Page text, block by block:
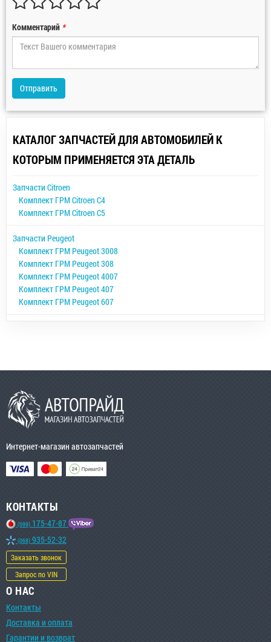
Комментарий *
Отправить
КАТАЛОГ ЗАПЧАСТЕЙ ДЛЯ АВТОМОБИЛЕЙ К
КОТОРЫМ ПРИМЕНЯЕТСЯ ЭТА ДЕТАЛЬ
Запчасти Citroen
Комплект ГРМ Citroen C4
Комплект ГРМ Citroen C5
Запчасти Peugeot
Комплект ГРМ Peugeot 3008
Комплект ГРМ Peugeot 308
Комплект ГРМ Peugeot 4007
Комплект ГРМ Peugeot 407
Комплект ГРМ Peugeot 607
Интернет-магазин автозапчастей
КОНТАКТЫ
(099) 175-47-87
(068) 935-52-32
Заказать звонок
Запрос по VIN
О НАС
Контакты
Доставка и оплата
Гарантии и возврат